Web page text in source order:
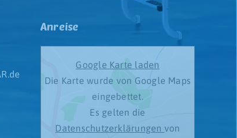
Anreise
Google Karte laden
Die Karte wurde von Google Maps
eingebettet.
Es gelten die
Datenschutzerklärungen von